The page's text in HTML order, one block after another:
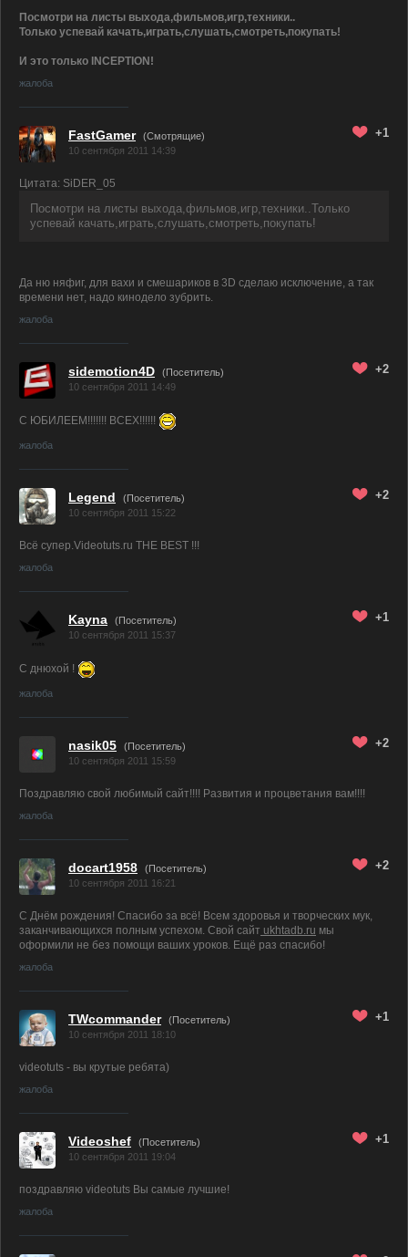
Посмотри на листы выхода,фильмов,игр,техники..
Только успевай качать,играть,слушать,смотреть,покупать!
И это только INCEPTION!
жалоба
FastGamer (Смотрящие)
10 сентября 2011 14:39
+1
Цитата: SiDER_05
Посмотри на листы выхода,фильмов,игр,техники..Только
успевай качать,играть,слушать,смотреть,покупать!
Да ню няфиг, для вахи и смешариков в 3D сделаю исключение, а так
времени нет, надо кинодело зубрить.
жалоба
sidemotion4D
(Посетитель)
10 сентября 2011 14:49
+2
C ЮБИЛЕЕМ!!!!!!! ВСЕХ!!!!!!
жалоба
Legend
(Посетитель)
10 сентября 2011 15:22
+2
Всё супер.Videotuts.ru THE BEST !!!
жалоба
Kayna
(Посетитель)
10 сентября 2011 15:37
+1
С днюхой !
жалоба
nasik05
(Посетитель)
10 сентября 2011 15:59
+2
Поздравляю свой любимый сайт!!!! Развития и процветания вам!!!!
жалоба
docart1958
(Посетитель)
10 сентября 2011 16:21
+2
С Днём рождения! Спасибо за всё! Всем здоровья и творческих мук,
заканчивающихся полным успехом. Свой сайт ukhtadb.ru мы
оформили не без помощи ваших уроков. Ещё раз спасибо!
жалоба
TWcommander
(Посетитель)
10 сентября 2011 18:10
+1
videotuts - вы крутые ребята)
жалоба
Videoshef
(Посетитель)
10 сентября 2011 19:04
+1
поздравляю videotuts Вы самые лучшие!
жалоба